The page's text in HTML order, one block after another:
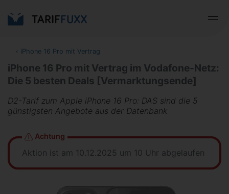
‹ iPhone 16 Pro mit Vertrag
iPhone 16 Pro mit Vertrag im Vodafone-Netz:
Die 5 besten Deals [Vermarktungsende]
D2-Tarif zum Apple iPhone 16 Pro: DAS sind die 5
günstigsten Angebote aus der Datenbank
Achtung
Aktion ist am 10.12.2025 um 10 Uhr abgelaufen